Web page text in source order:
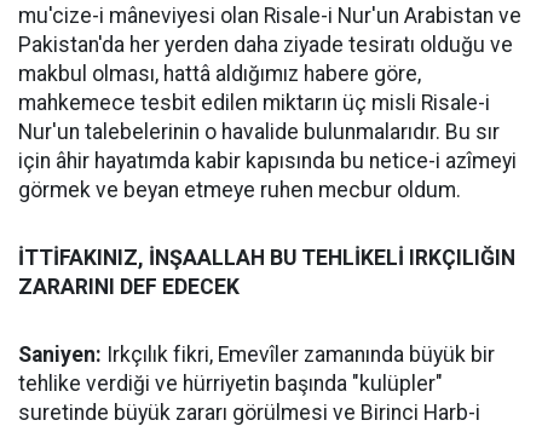
mu'cize-i mâneviyesi olan Risale-i Nur'un Arabistan ve
Pakistan'da her yerden daha ziyade tesiratı olduğu ve
makbul olması, hattâ aldığımız habere göre,
mahkemece tesbit edilen miktarın üç misli Risale-i
Nur'un talebelerinin o havalide bulunmalarıdır. Bu sır
için âhir hayatımda kabir kapısında bu netice-i azîmeyi
görmek ve beyan etmeye ruhen mecbur oldum.
İTTİFAKINIZ, İNŞAALLAH BU TEHLİKELİ IRKÇILIĞIN
ZARARINI DEF EDECEK
Saniyen: Irkçılık fikri, Emevîler zamanında büyük bir
tehlike verdiği ve hürriyetin başında "kulüpler"
suretinde büyük zararı görülmesi ve Birinci Harb-i